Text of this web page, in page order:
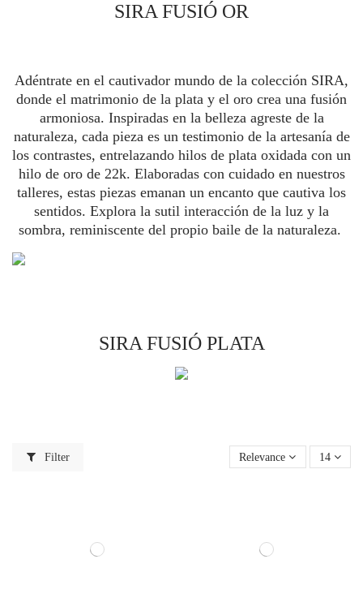
SIRA FUSIÓ OR
Adéntrate en el cautivador mundo de la colección SIRA,
donde el matrimonio de la plata y el oro crea una fusión
armoniosa. Inspiradas en la belleza agreste de la
naturaleza, cada pieza es un testimonio de la artesanía de
los contrastes, entrelazando hilos de plata oxidada con un
hilo de oro de 22k. Elaboradas con cuidado en nuestros
talleres, estas piezas emanan un encanto que cautiva los
sentidos. Explora la sutil interacción de la luz y la
sombra, reminiscente del propio baile de la naturaleza.
SIRA FUSIÓ PLATA
Filter Relevance 14